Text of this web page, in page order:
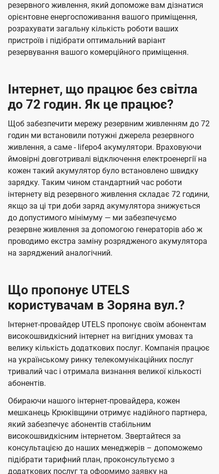
резервного живлення, який допоможе вам дізнатися
орієнтовне енергоспоживання вашого приміщення,
розрахувати загальну кількість роботи ваших
пристроїв і підібрати оптимальний варіант
резервування вашого комерційного приміщення.
Інтернет, що працює без світла
до 72 годин. Як це працює?
Щоб забезпечити мережу резервним живленням до 72
годин ми встановили потужні джерела резервного
живлення, а саме - lifepo4 акумулятори. Враховуючи
ймовірні довготривалі відключення електроенергії на
кожен такий акумулятор було встановлено швидку
зарядку. Таким чином стандартний час роботи
інтернету від резервного живлення складає 72 години,
якщо за ці три доби заряд акумулятора знижується
до допустимого мінімуму — ми забезпечуємо
резервне живлення за допомогою генераторів або ж
проводимо екстра заміну розрядженого акумулятора
на заряджений аналогічний.
Що пропонує UTELS
користувачам в Зоряна вул.?
Інтернет-провайдер UTELS пропонує своїм абонентам
високошвидкісний інтернет на вигідних умовах та
велику кількість додаткових послуг. Компанія працює
на українському ринку телекомунікаційних послуг
тривалий час і отримала визнання великої кількості
абонентів.
Обираючи нашого інтернет-провайдера, кожен
мешканець Крюківщини отримує надійного партнера,
який забезпечує абонентів стабільним
високошвидкісним інтернетом. Звертайтеся за
консультацією до наших менеджерів – допоможемо
підібрати тарифний план, проконсультуємо з
додаткових послуг та оформимо заявку на